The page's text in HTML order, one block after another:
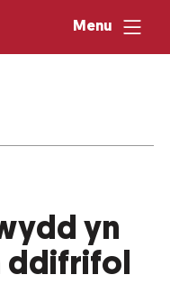
Menu
yn
ddifrifol